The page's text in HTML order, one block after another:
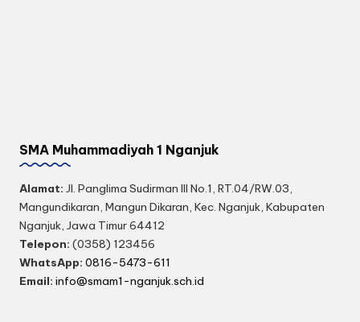
SMA Muhammadiyah 1 Nganjuk
Alamat: Jl. Panglima Sudirman III No.1, RT.04/RW.03,
Mangundikaran, Mangun Dikaran, Kec. Nganjuk, Kabupaten
Nganjuk, Jawa Timur 64412
Telepon: (0358) 123456
WhatsApp: 0816-5473-611
Email: info@smam1-nganjuk.sch.id